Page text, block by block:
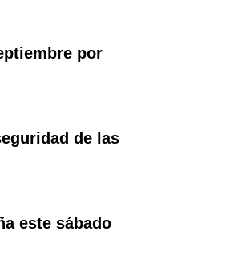
por
de las
este sábado